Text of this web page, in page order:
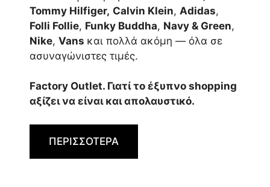
Tommy Hilfiger, Calvin Klein, Adidas,
Folli Follie, Funky Buddha, Navy & Green,
Nike, Vans και πολλά ακόμη — όλα σε
ασυναγώνιστες τιμές.
Factory Outlet. Γιατί το έξυπνο shopping
αξίζει να είναι και απολαυστικό.
ΠΕΡΙΣΣΟΤΕΡΑ